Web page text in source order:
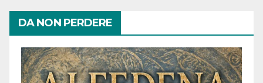
DA NON PERDERE